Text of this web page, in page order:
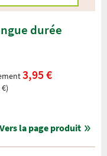
durée
3,95 €
Vers la page produit